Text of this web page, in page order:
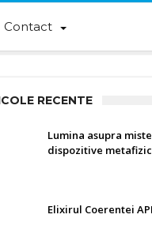
Contact
RECENTE
Lumina asupra
dispozitive
Elixirul Coerentei